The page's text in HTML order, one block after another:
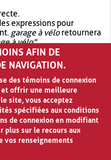
expressions pour
garage à véloretournera
à vélo".
avec OR.garage OR vélo
quegarage à vélo
AFIN DE
NAVIGATION.
des témoins de connexion
et offrir une meilleure
site, vous acceptez
spécifiées aux conditions
de connexion en modifiant
plus sur le recours aux
vos renseignements